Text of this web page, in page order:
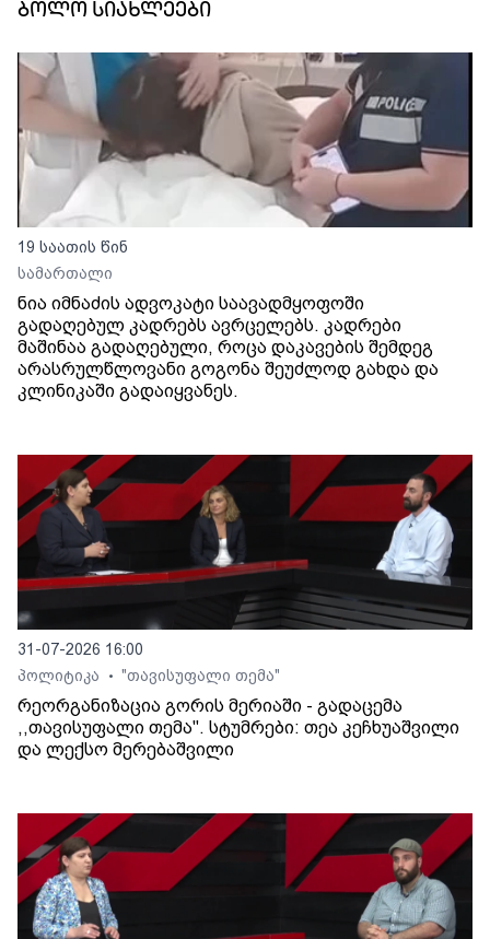
ბოლო სიახლეები
19 საათის წინ
სამართალი
ნია იმნაძის ადვოკატი საავადმყოფოში
გადაღებულ კადრებს ავრცელებს. კადრები
მაშინაა გადაღებული, როცა დაკავების შემდეგ
არასრულწლოვანი გოგონა შეუძლოდ გახდა და
კლინიკაში გადაიყვანეს.
31-07-2026 16:00
პოლიტიკა
• "თავისუფალი თემა"
რეორგანიზაცია გორის მერიაში - გადაცემა
,,თავისუფალი თემა". სტუმრები: თეა კეჩხუაშვილი
და ლექსო მერებაშვილი